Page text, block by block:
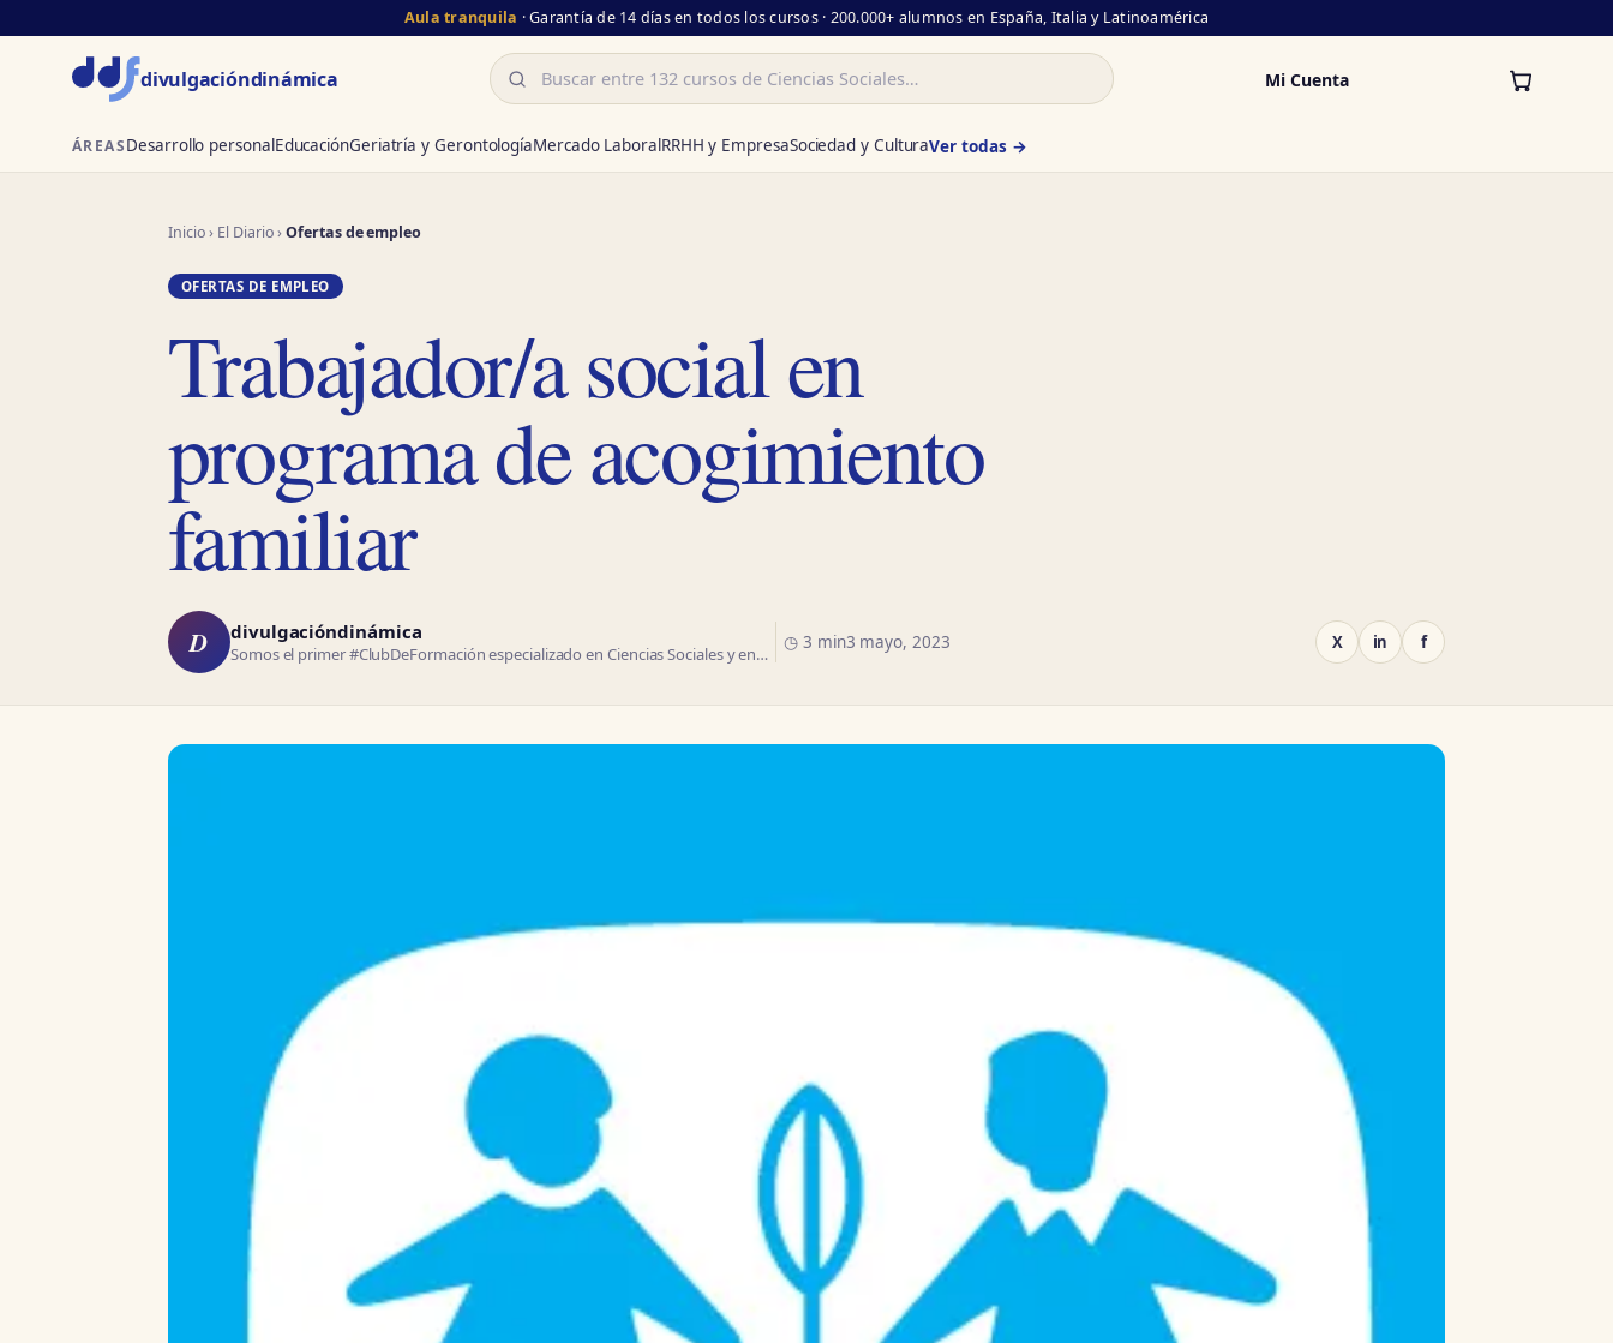
Aula tranquila · Garantía de 14 días en todos los cursos · 200.000+ alumnos en España, Italia y Latinoamérica
divulgacióndinámica Buscar Mi Cuenta
ÁREASDesarrollo personalEducaciónGeriatría y GerontologíaMercado LaboralRRHH y EmpresaSociedad y CulturaVer todas →
Inicio› El Diario›Ofertas de empleo
OFERTAS DE EMPLEO
Trabajador/a social en
programa de acogimiento
familiar
D divulgacióndinámica
Somos el primer #ClubDeFormación especializado en Ciencias Sociales y en…
◷ 3 min3 mayo, 2023 X in f